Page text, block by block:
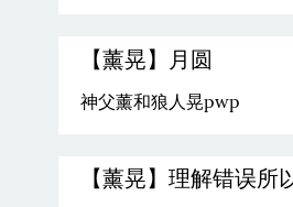
【薰晃】月圆
神父薰和狼人晃pwp
【薰晃】理解错误所